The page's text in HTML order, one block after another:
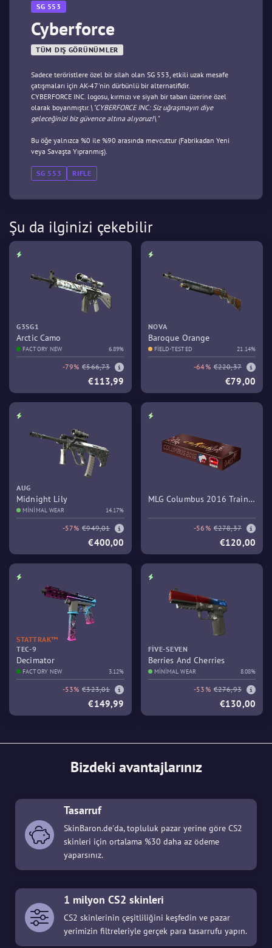
SG 553
Cyberforce
TÜM DIŞ GÖRÜNÜMLER
Sadece teröristlere özel bir silah olan SG 553, etkili uzak mesafe
çatışmaları için AK-47'nin dürbünlü bir alternatifidir.
CYBERFORCE INC. logosu, kırmızı ve siyah bir taban üzerine özel
olarak boyanmıştır.\"CYBERFORCE INC: Siz uğraşmayın diye
geleceğinizi biz güvence altına alıyoruz!\"
Bu öğe yalnızca %0 ile %90 arasında mevcuttur (Fabrikadan Yeni
veya Savaşta Yıpranmış).
SG 553 RIFLE
Şu da ilginizi çekebilir
G3SG1
Arctic Camo
FACTORY NEW 6.89%
-79% €566,73
€113,99
NOVA
Baroque Orange
FIELD-TESTED 21.14%
-64% €220,37
€79,00
AUG
Midnight Lily
MINIMAL WEAR 14.17%
-57% €949,01
€400,00
MLG Columbus 2016 Train
-56% €278,37
€120,00
STATTRAK™
TEC-9
Decimator
FACTORY NEW 3.12%
-53% €323,01
€149,99
FIVE-SEVEN
Berries And Cherries
MINIMAL WEAR 8.08%
-53% €276,93
€130,00
Bizdeki avantajlarınız
Tasarruf
SkinBaron.de'da, topluluk pazar yerine göre CS2
skinleri için ortalama %30 daha az ödeme
yaparsınız.
1 milyon CS2 skinleri
CS2 skinlerinin çeşitliliğini keşfedin ve pazar
yerimizin filtreleriyle gerçek para tasarrufu yapın.